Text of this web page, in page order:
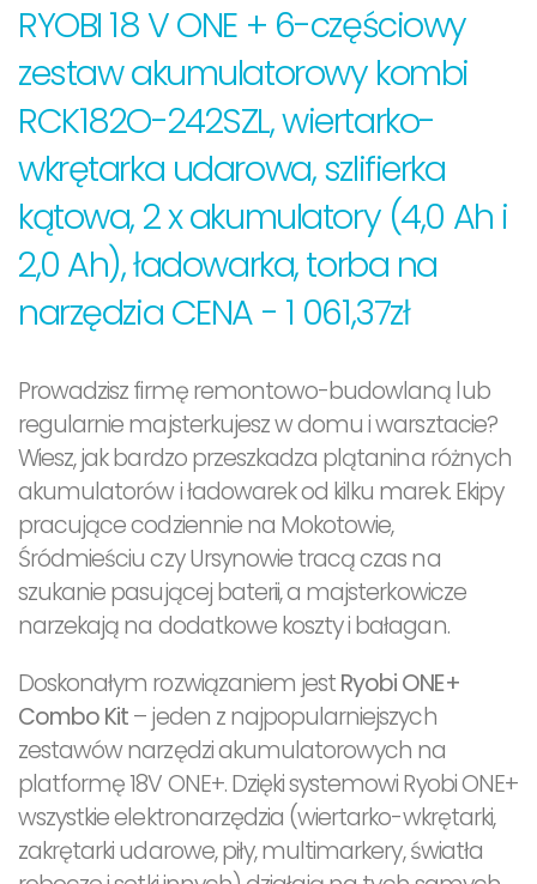
RYOBI 18 V ONE + 6-częściowy
zestaw akumulatorowy kombi
RCK182O-242SZL, wiertarko-
wkrętarka udarowa, szlifierka
kątowa, 2 x akumulatory (4,0 Ah i
2,0 Ah), ładowarka, torba na
narzędzia CENA - 1 061,37zł
Prowadzisz firmę remontowo-budowlaną lub
regularnie majsterkujesz w domu i warsztacie?
Wiesz, jak bardzo przeszkadza plątanina różnych
akumulatorów i ładowarek od kilku marek. Ekipy
pracujące codziennie na Mokotowie,
Śródmieściu czy Ursynowie tracą czas na
szukanie pasującej baterii, a majsterkowicze
narzekają na dodatkowe koszty i bałagan.
Doskonałym rozwiązaniem jestRyobi ONE+
Combo Kit– jeden z najpopularniejszych
zestawów narzędzi akumulatorowych na
platformę 18V ONE+. Dzięki systemowi Ryobi ONE+
wszystkie elektronarzędzia (wiertarko-wkrętarki,
zakrętarki udarowe, piły, multimarkery, światła